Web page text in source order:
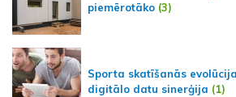
piemērotāko (3)
Sporta skatīšanās
digitālo datu sinerģija (1)